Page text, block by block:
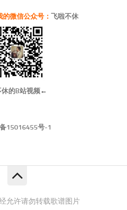
微信公众号： 飞啦不休
休的B站视频←
15016455号-1
允许请勿转载歌谱图片